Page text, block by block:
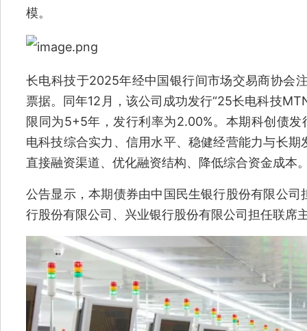
模。
长电科技于2025年经中国银行间市场交易商协会
票据。同年12月，该公司成功发行“25长电科技
限同为5+5年，发行利率为2.00%。本期科创债
电科技综合实力、信用水平、稳健经营能力与长
直接融资渠道、优化融资结构、降低综合资金成本
公告显示，本期债券由中国民生银行股份有限公
行股份有限公司、兴业银行股份有限公司担任联席